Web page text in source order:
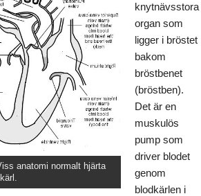
anatomi normalt hjärta
knytnävsstora
organ som
ligger i bröstet
bakom
bröstbenet
(bröstben).
Det är en
muskulös
pump som
driver blodet
genom
blodkärlen i